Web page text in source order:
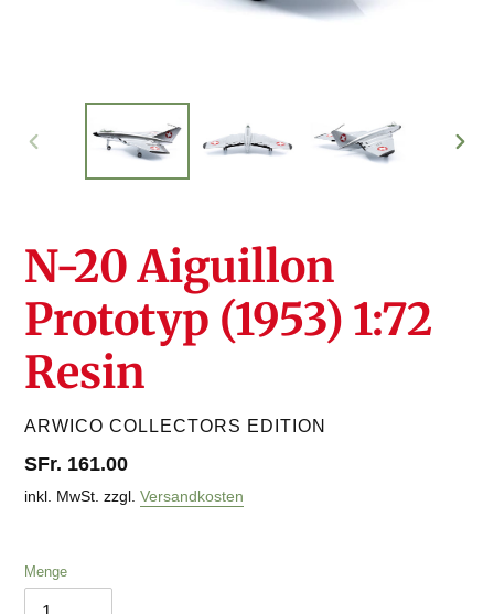
VORHERIGER
SCHIEBER
N-20 Aiguillon
Prototyp (1953) 1:72
Resin
VERKÄUFER
ARWICO COLLECTORS EDITION
Normaler
Preis
SFr. 161.00
inkl. MwSt. zzgl. Versandkosten
Menge